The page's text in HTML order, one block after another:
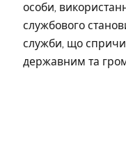
особи,
службового
служби, що
державним та